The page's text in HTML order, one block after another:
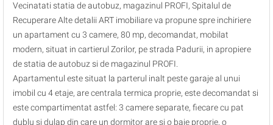
Vecinatati statia de autobuz, magazinul PROFI, Spitalul de
Recuperare Alte detalii ART imobiliare va propune spre inchiriere
un apartament cu 3 camere, 80 mp, decomandat, mobilat
modern, situat in cartierul Zorilor, pe strada Padurii, in apropiere
de statia de autobuz si de magazinul PROFI.
Apartamentul este situat la parterul inalt peste garaje al unui
imobil cu 4 etaje, are centrala termica proprie, este decomandat si
este compartimentat astfel: 3 camere separate, fiecare cu pat
dublu si dulap din care un dormitor are si o baie proprie, o